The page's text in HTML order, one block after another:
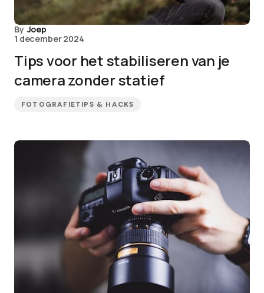
By Joep
1 december 2024
Tips voor het stabiliseren van je
camera zonder statief
FOTOGRAFIETIPS & HACKS